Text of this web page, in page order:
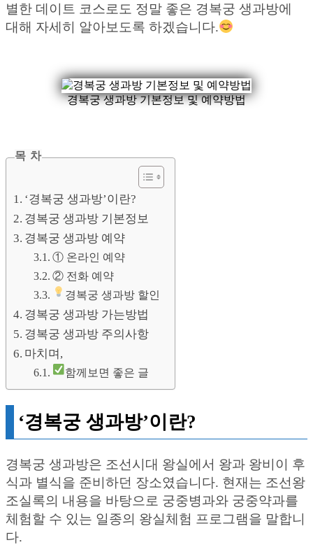
별한 데이트 코스로도 정말 좋은 경복궁 생과방에
대해 자세히 알아보도록 하겠습니다.
경복궁 생과방 기본정보 및 예약방법
목 차
‘경복궁 생과방’이란?
경복궁 생과방 기본정보
경복궁 생과방 예약
① 온라인 예약
② 전화 예약
경복궁 생과방 할인
경복궁 생과방 가는방법
경복궁 생과방 주의사항
마치며,
함께보면 좋은 글
‘경복궁 생과방’이란?
경복궁 생과방은 조선시대 왕실에서 왕과 왕비이 후
식과 별식을 준비하던 장소였습니다. 현재는 조선왕
조실록의 내용을 바탕으로 궁중병과와 궁중약과를
체험할 수 있는 일종의 왕실체험 프로그램을 말합니
다.